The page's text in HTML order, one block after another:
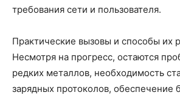
требования сети и пользователя.
Практические вызовы и способы их
Несмотря на прогресс, остаются
редких металлов, необходимость
зарядных протоколов, обеспечение